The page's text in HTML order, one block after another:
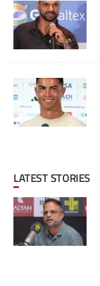
LATEST STORIES